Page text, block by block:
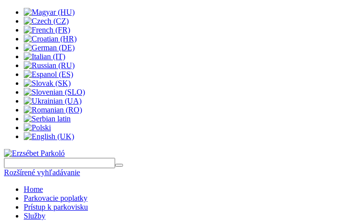
Rozšírené vyhľadávanie
Home
Parkovacie poplatky
Prístup k parkovisku
Služby